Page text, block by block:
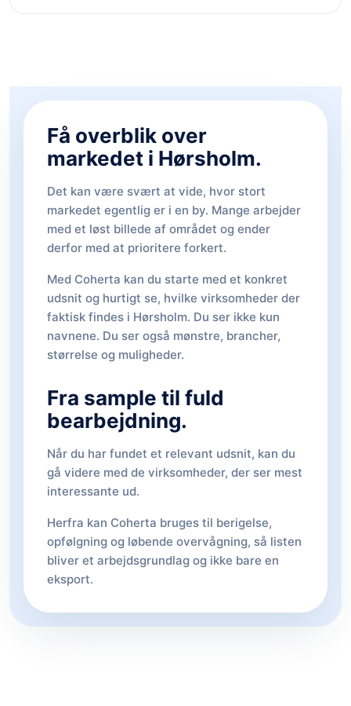
Få overblik over
markedet i Hørsholm.
Det kan være svært at vide, hvor stort
markedet egentlig er i en by. Mange arbejder
med et løst billede af området og ender
derfor med at prioritere forkert.
Med Coherta kan du starte med et konkret
udsnit og hurtigt se, hvilke virksomheder der
faktisk findes i Hørsholm. Du ser ikke kun
navnene. Du ser også mønstre, brancher,
størrelse og muligheder.
Fra sample til fuld
bearbejdning.
Når du har fundet et relevant udsnit, kan du
gå videre med de virksomheder, der ser mest
interessante ud.
Herfra kan Coherta bruges til berigelse,
opfølgning og løbende overvågning, så listen
bliver et arbejdsgrundlag og ikke bare en
eksport.